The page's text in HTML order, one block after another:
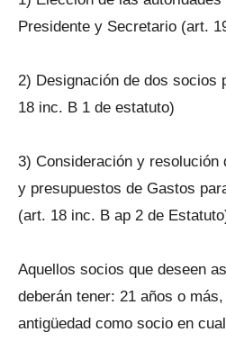
Presidente y Secretario (art.
2) Designación de dos socios
18 inc. B 1 de estatuto)
3) Consideración y resolución
y presupuestos de Gastos
(art. 18 inc. B ap 2 de
Aquellos socios que deseen
deberán tener: 21 años o
antigüedad como socio en